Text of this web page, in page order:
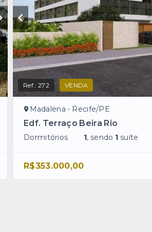
Ref.:272 VENDA
Madalena - Recife/PE
Edf. Terraço Beira Rio
Dormitórios 1, sendo 1 suíte
R$353.000,00